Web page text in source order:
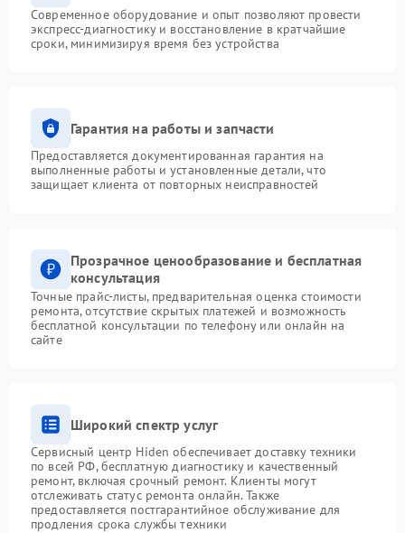
Неисправность системы
зарядки
1500 ₽ Подробнее →
Неисправность системы
защиты от короткого
замыкания
1500 ₽ Подробнее →
Неисправность системы
защиты от
перенапряжения
Современное оборудование и опыт позволяют провести
экспресс-диагностику и восстановление в кратчайшие
сроки, минимизируя время без устройства
Гарантия на работы и запчасти
Предоставляется документированная гарантия на
выполненные работы и установленные детали, что
защищает клиента от повторных неисправностей
Прозрачное ценообразование и бесплатная
консультация
Точные прайс-листы, предварительная оценка стоимости
ремонта, отсутствие скрытых платежей и возможность
бесплатной консультации по телефону или онлайн на
сайте
Широкий спектр услуг
Сервисный центр Hiden обеспечивает доставку техники
по всей РФ, бесплатную диагностику и качественный
ремонт, включая срочный ремонт. Клиенты могут
отслеживать статус ремонта онлайн. Также
предоставляется постгарантийное обслуживание для
продления срока службы техники